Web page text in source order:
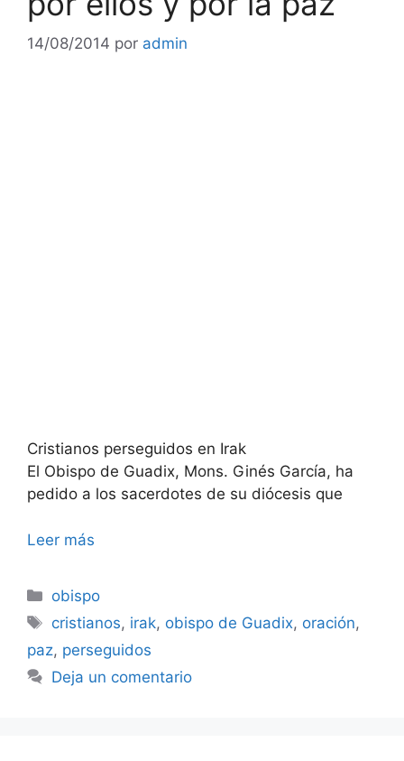
14/08/2014 por admin
Cristianos perseguidos en Irak
El Obispo de Guadix, Mons. Ginés García, ha
pedido a los sacerdotes de su diócesis que
Leer más
Categorías
obispo
Etiquetas
cristianos, irak, obispo de Guadix, oración,
paz, perseguidos
Deja un comentario